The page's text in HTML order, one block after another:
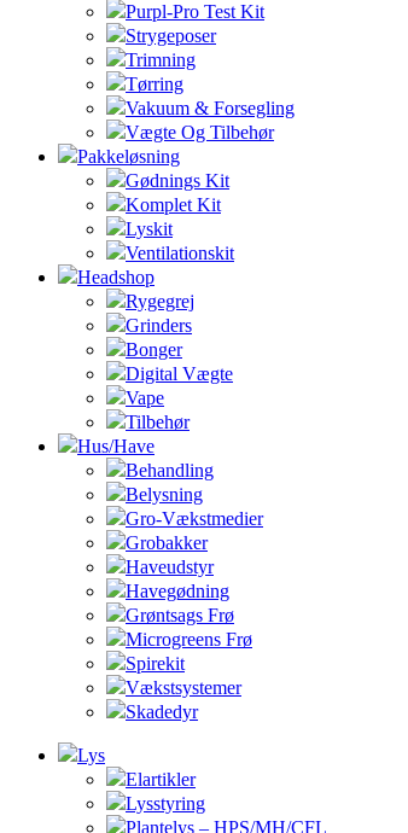
Purpl-Pro Test Kit
Strygeposer
Trimning
Tørring
Vakuum & Forsegling
Vægte Og Tilbehør
Pakkeløsning
Gødnings Kit
Komplet Kit
Lyskit
Ventilationskit
Headshop
Rygegrej
Grinders
Bonger
Digital Vægte
Vape
Tilbehør
Hus/Have
Behandling
Belysning
Gro-Vækstmedier
Grobakker
Haveudstyr
Havegødning
Grøntsags Frø
Microgreens Frø
Spirekit
Vækstsystemer
Skadedyr
Lys
Elartikler
Lysstyring
Plantelys – HPS/MH/CFL